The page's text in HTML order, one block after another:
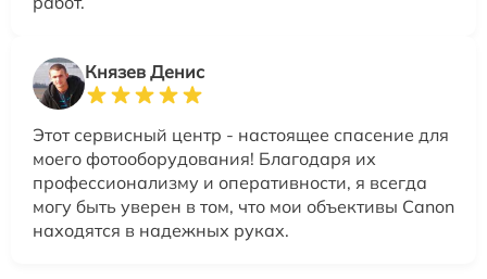
Князев Денис
Этот сервисный центр - настоящее спасение для
моего фотооборудования! Благодаря их
профессионализму и оперативности, я всегда
могу быть уверен в том, что мои объективы Canon
находятся в надежных руках.